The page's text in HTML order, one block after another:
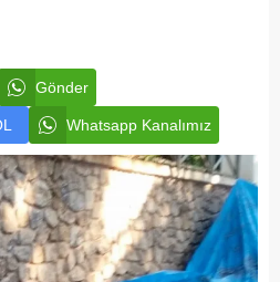
Gönder
Whatsapp Kanalımız